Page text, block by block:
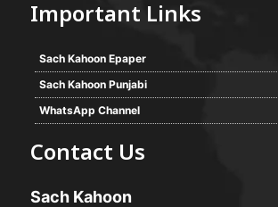
Important Links
Sach Kahoon Epaper
Sach Kahoon Punjabi
WhatsApp Channel
Contact Us
Sach Kahoon